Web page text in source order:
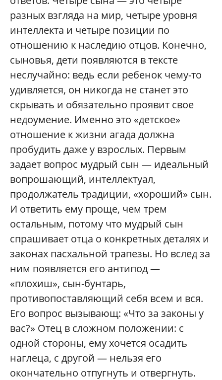
разных взгляда на мир, четыре уровня
интеллекта и четыре позиции по
отношению к наследию отцов. Конечно,
сыновья, дети появляются в тексте
неслучайно: ведь если ребенок чему-то
удивляется, он никогда не станет это
скрывать и обязательно проявит свое
недоумение. Именно это «детское»
отношение к жизни агада должна
пробудить даже у взрослых. Первым
задает вопрос мудрый сын — идеальный
вопрошающий, интеллектуал,
продолжатель традиции, «хороший» сын.
И ответить ему проще, чем трем
остальным, потому что мудрый сын
спрашивает отца о конкретных деталях и
законах пасхальной трапезы. Но вслед за
ним появляется его антипод —
«плохиш», сын-бунтарь,
противопоставляющий себя всем и вся.
Его вопрос вызывающ: «Что за законы у
вас?» Отец в сложном положении: с
одной стороны, ему хочется осадить
наглеца, с другой — нельзя его
окончательно отпугнуть и отвергнуть.